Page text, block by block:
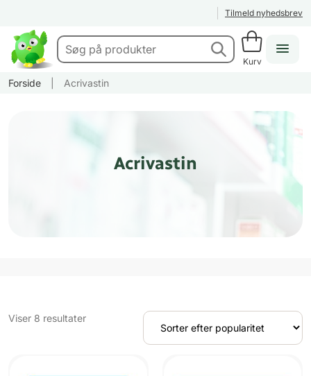
Tilmeld nyhedsbrev
Kurv
Forside Acrivastin
Acrivastin
Viser 8 resultaterSorteret